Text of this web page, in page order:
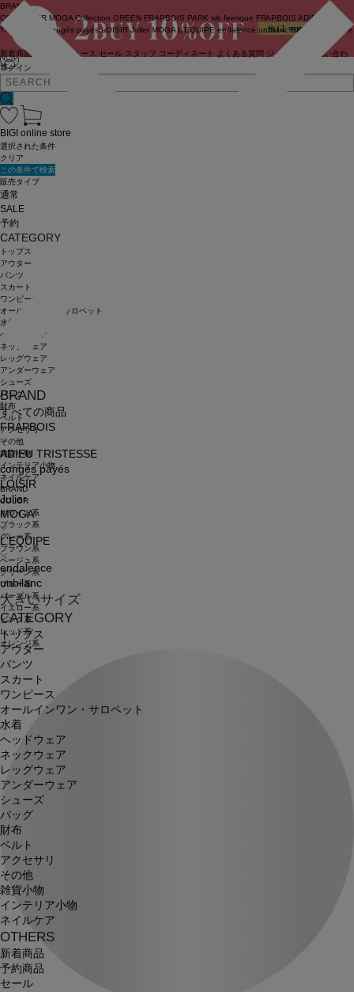
ログイン
BRAND
COUTURIER MOGA Collection GREEN FRAPBOIS PARK wb feerique FRAPBOIS ADIEU
TRISTESSE
congés payés LOISIR Julier MOGA L'EQUIPE endalence unbilanc BIGI online store
新着商品 ニュース セール スタッフ コーディネート よくある質問 ジャーナル
お問い合わ
せ
BRAND
すべての商品
FRAPBOIS
ADIEU TRISTESSE
congés payés
LOISIR
Julier
MOGA
L'EQUIPE
endalence
unbilanc
大きいサイズ
CATEGORY
トップス
アウター
パンツ
スカート
ワンピース
オールインワン・サロペット
水着
ヘッドウェア
ネックウェア
レッグウェア
アンダーウェア
シューズ
バッグ
財布
ベルト
アクセサリ
その他
雑貨小物
インテリア小物
ネイルケア
OTHERS
新着商品
予約商品
セール
BIGI online store
選択された条件
クリア
この条件で検索
販売タイプ
通常
SALE
予約
CATEGORY
トップス
アウター
パンツ
スカート
ワンピース
オールインワン・サロペット
水着
ヘッドウェア
ネックウェア
レッグウェア
アンダーウェア
シューズ
バッグ
財布
ベルト
アクセサリ
その他
雑貨小物
インテリア小物
ネイルケア
BRAND
COLOR
ホワイト系
ブラック系
グレー系
ブラウン系
ベージュ系
グリーン系
ブルー系
パープル系
イエロー系
ピンク系
レッド系
オレンジ系